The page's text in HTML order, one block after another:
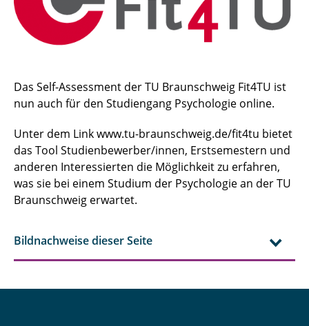
Das Self-Assessment der TU Braunschweig Fit4TU ist
nun auch für den Studiengang Psychologie online.
Unter dem Link www.tu-braunschweig.de/fit4tu bietet
das Tool Studienbewerber/innen, Erstsemestern und
anderen Interessierten die Möglichkeit zu erfahren,
was sie bei einem Studium der Psychologie an der TU
Braunschweig erwartet.
Bildnachweise dieser Seite